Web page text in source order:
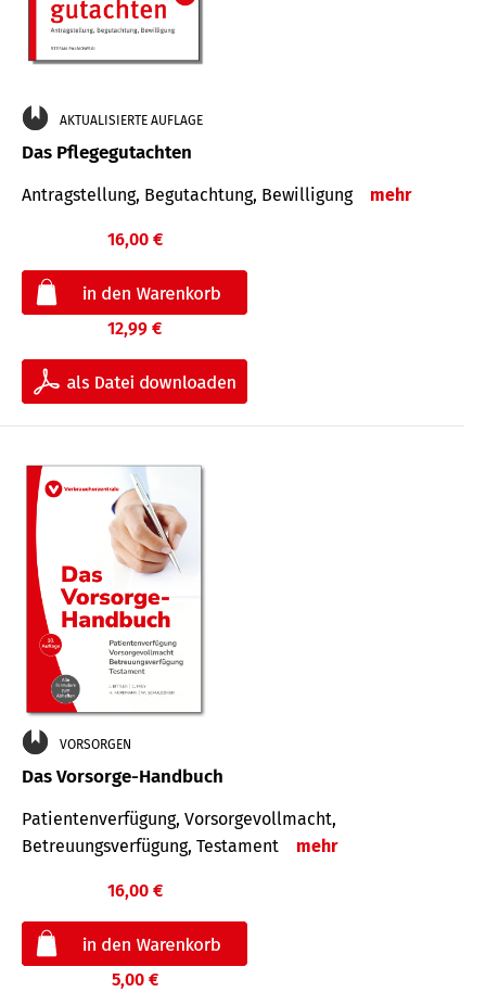
AKTUALISIERTE AUFLAGE
Das Pflegegutachten
Antragstellung, Begutachtung, Bewilligung mehr
16,00 €
12,99 €
VORSORGEN
Das Vorsorge-Handbuch
Patientenverfügung, Vorsorgevollmacht,
Betreuungsverfügung, Testament
mehr
16,00 €
5,00 €